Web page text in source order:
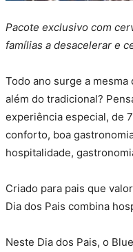
Pacote exclusivo com
famílias a desacelerar e
Todo ano surge a
além do tradicional?
experiência especial, de
conforto, boa
hospitalidade,
Criado para pais que
Dia dos Pais combina
Neste Dia dos Pais, o